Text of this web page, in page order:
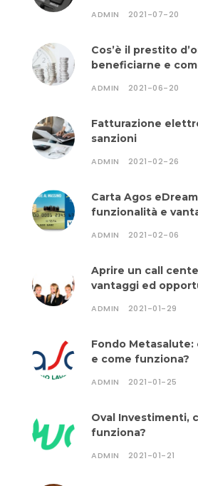
ADMIN 2021-07-20
Cos’è il prestito
beneficiarne e
ADMIN 2021-06-20
Fatturazione
sanzioni
ADMIN 2021-02-26
Carta Agos
funzionalità e
ADMIN 2021-02-06
Aprire un call
vantaggi ed
ADMIN 2021-01-29
Fondo Metasalute:
e come funziona?
ADMIN 2021-01-25
Oval Investimenti,
funziona?
ADMIN 2021-01-21